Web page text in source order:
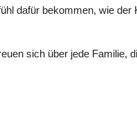
dafür bekommen, wie der
sich über jede Familie,